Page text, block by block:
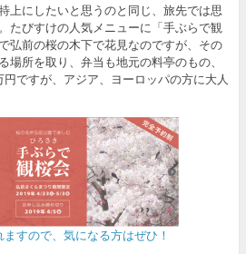
上にしたいと思うのと同じ、旅先では思
たびすけの人気メニューに「手ぶらで観
弘前の桜の木下で花見なのですが、その
場所を取り、弁当も地元の料亭のもの、
ですが、アジア、ヨーロッパの方に大人
すので、気になる方はぜひ！